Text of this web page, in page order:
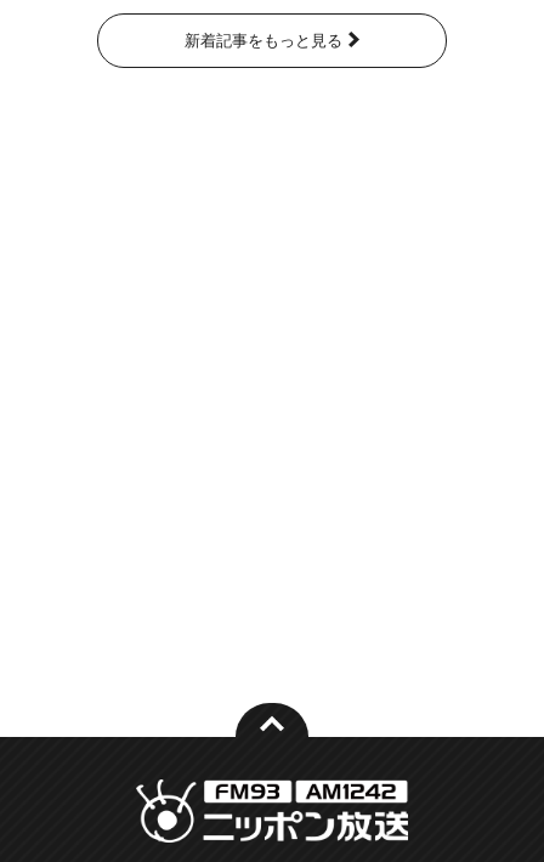
新着記事をもっと見る